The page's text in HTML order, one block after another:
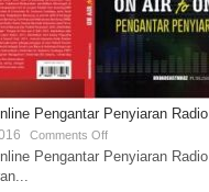
Pengantar Penyiaran Radio
Comments Off
Pengantar Penyiaran Radio